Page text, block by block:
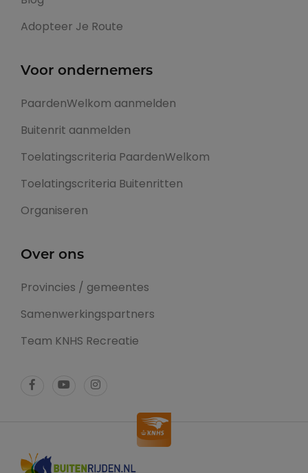
Adopteer Je Route
Voor ondernemers
PaardenWelkom aanmelden
Buitenrit aanmelden
Toelatingscriteria PaardenWelkom
Toelatingscriteria Buitenritten
Organiseren
Over ons
Provincies / gemeentes
Samenwerkingspartners
Team KNHS Recreatie